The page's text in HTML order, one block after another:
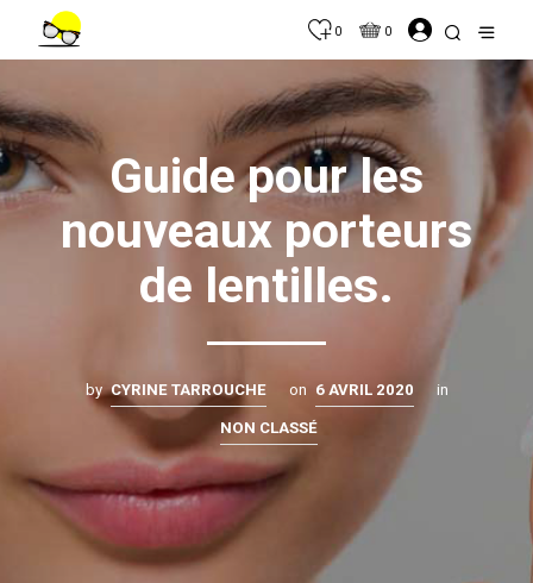
0 0
Guide pour les
nouveaux porteurs
de lentilles.
by CYRINE TARROUCHE on 6 AVRIL 2020 in
NON CLASSÉ